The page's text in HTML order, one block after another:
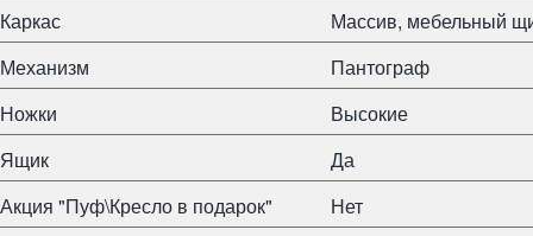
Каркас
Массив, мебельный
Механизм
Пантограф
Ножки
Высокие
Ящик
Да
Акция "Пуф\Кресло в подарок"
Нет